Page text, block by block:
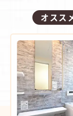
オスス